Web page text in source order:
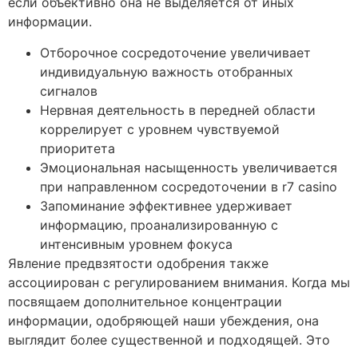
информации.
Отборочное сосредоточение увеличивает
индивидуальную важность отобранных
сигналов
Нервная деятельность в передней области
коррелирует с уровнем чувствуемой
приоритета
Эмоциональная насыщенность увеличивается
при направленном сосредоточении в r7 casino
Запоминание эффективнее удерживает
информацию, проанализированную с
интенсивным уровнем фокуса
Явление предвзятости одобрения также
ассоциирован с регулированием внимания. Когда мы
посвящаем дополнительное концентрации
информации, одобряющей наши убеждения, она
выглядит более существенной и подходящей. Это